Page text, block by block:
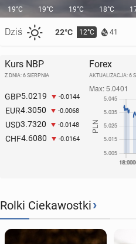
19°C
Dziś 22°C 12°C 41
19°C 19°C 18°C
Kurs NBP
Z DNIA: 6 SIERPNIA
GBP5.0219 -0.0144
EUR4.3050 -0.0068
USD3.7320 -0.0148
CHF4.6080 -0.0164
Forex
AKTUALIZACJA: 6
Rolki Ciekawostki›